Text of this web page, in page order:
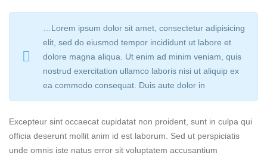
…Lorem ipsum dolor sit amet, consectetur adipisicing
elit, sed do eiusmod tempor incididunt ut labore et
dolore magna aliqua. Ut enim ad minim veniam, quis
nostrud exercitation ullamco laboris nisi ut aliquip ex
ea commodo consequat. Duis aute dolor in
Excepteur sint occaecat cupidatat non proident, sunt in culpa qui
officia deserunt mollit anim id est laborum. Sed ut perspiciatis
unde omnis iste natus error sit voluptatem accusantium